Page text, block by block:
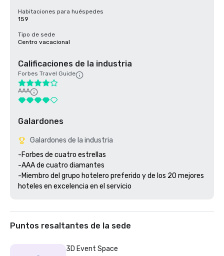
Habitaciones para huéspedes
159
Tipo de sede
Centro vacacional
Calificaciones de la industria
Forbes Travel Guide
AAA
Galardones
Galardones de la industria
-Forbes de cuatro estrellas
-AAA de cuatro diamantes
-Miembro del grupo hotelero preferido y de los 20 mejores
Puntos resaltantes de la sede
3D Event Space